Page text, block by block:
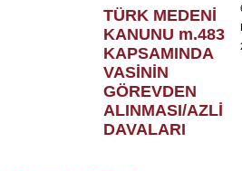
TÜRK MEDENİ
KANUNU m.483
KAPSAMINDA
VASİNİN
GÖREVDEN
ALINMASI/AZLİ
DAVALARI